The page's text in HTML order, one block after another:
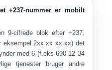
+237-nummer er mobilt
9-cifrede blok efter +237.
eksempel2xx xx xx xx) det
med6 (f.eks 690 12 34
tjenester bruger andre